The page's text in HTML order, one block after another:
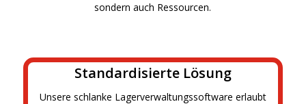
sondern auch Ressourcen.
Standardisierte Lösung
Unsere schlanke Lagerverwaltungssoftware erlaubt